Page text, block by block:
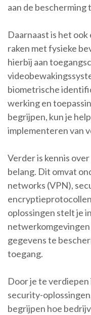
aan de bescherming
Daarnaast is het
raken met fysieke
hierbij aan
biometrische
werking en
begrijpen, kun je
implementeren van
Verder is kennis
belang. Dit omvat
networks (VPN),
oplossingen stelt je
gegevens te
toegang.
Door je te
security-
begrijpen hoe